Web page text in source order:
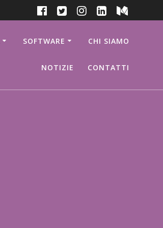
SOFTWARE CHI SIAMO
NOTIZIE CONTATTI